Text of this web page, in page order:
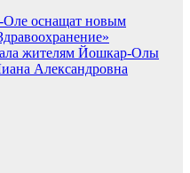
оснащат новым
жителям Йошкар-Олы
Александровна